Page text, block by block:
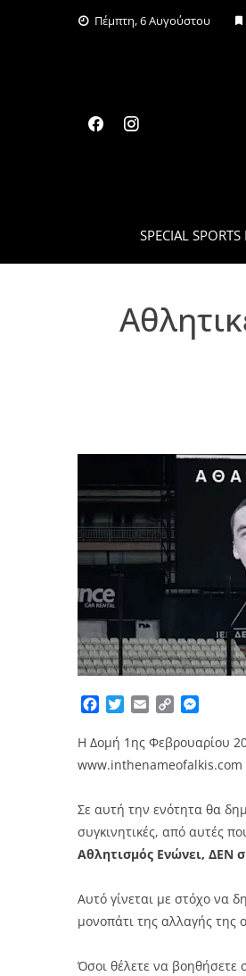
Πέμπτη, 6 Αυγούστου
SPECIAL SPORTS
Facebook
TwitterEmailCopy
Η Δομή 1ης Φεβρουαρίου
www.inthenameofalkis.com
Σε αυτή την ενότητα θα
συγκινητικές, από αυτές
Αθλητισμός Ενώνει, ΔΕΝ
Αυτό γίνεται με στόχο να
μονοπάτι της αλλαγής της
Όσοι θέλετε να βοηθήσετε